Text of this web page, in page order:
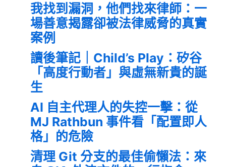
我找到漏洞，他們找來律師：一
場善意揭露卻被法律威脅的真實
案例
讀後筆記｜Child’s Play：矽谷
「高度行動者」與虛無新貴的誕
生
AI 自主代理人的失控一擊：從
MJ Rathbun 事件看「配置即人
格」的危險
清理 Git 分支的最佳偷懶法：來